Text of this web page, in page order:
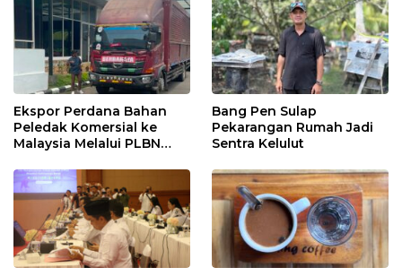
Ekspor Perdana Bahan
Peledak Komersial ke
Malaysia Melalui PLBN
Bang Pen Sulap
Pekarangan Rumah Jadi
Sentra Kelulut